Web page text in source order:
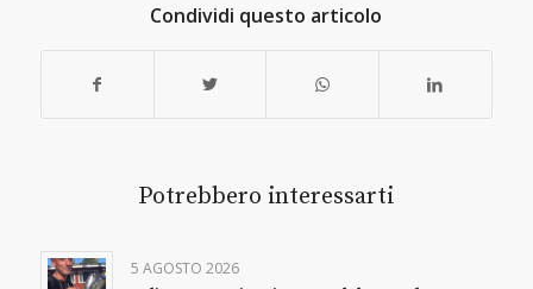
Condividi questo articolo
Potrebbero interessarti
5 AGOSTO 2026